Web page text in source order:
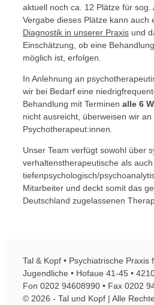
aktuell noch ca. 12 Plätze für sog.
Vergabe dieses Plätze kann auch
Diagnostik in unserer Praxis und
Einschätzung, ob eine
möglich ist, erfolgen.
In Anlehnung an
wir bei Bedarf eine
Behandlung mit Terminen alle 6
nicht ausreicht, überweisen wir
Psychotherapeut:innen.
Unser Team verfügt sowohl über
verhaltenstherapeutische als auch
tiefenpsychologisch/
Mitarbeiter und deckt somit das
Deutschland zugelassenen
Tal & Kopf • Psychiatrische Praxis
Jugendliche • Hofaue 41-45 •
Fon 0202 94608990 • Fax 0202
© 2026 - Tal und Kopf | Alle